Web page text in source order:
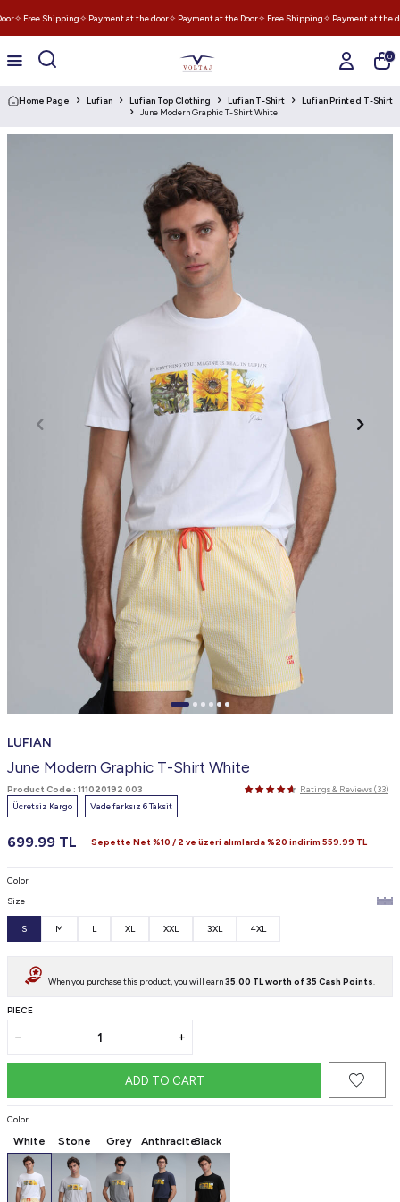
✧ Free Shipping✧ Payment at the door✧ Payment at the Door✧ Free Shipping✧ Payment at the
0
Home Page Lufian Lufian Top Clothing Lufian T-Shirt
Lufian Printed T-Shirt
June Modern Graphic T-Shirt White
LUFIAN
June Modern Graphic T-Shirt White
Product Code : 111020192 003
Ratings & Reviews (33)
Ücretsiz Kargo
Vade farksız 6 Taksit
699.99 TL Sepette Net %10 / 2 ve üzeri alımlarda %20 indirim 559.99 TL
Color
Size
S M L XL XXL 3XL 4XL
When you purchase this product, you will earn35.00 TL worth of35 Cash Points
PIECE
ADD TO CART
Color
White Stone Grey AnthraciteBlack